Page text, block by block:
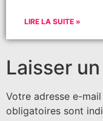
LIRE LA SUITE »
Laisser
Votre adresse e-
obligatoires sont